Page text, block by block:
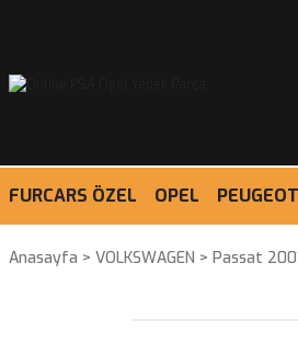
FURCARS ÖZEL OPEL PEUGEOT
Anasayfa VOLKSWAGEN Passat